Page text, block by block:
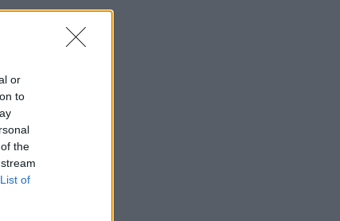
or
to
the
List of